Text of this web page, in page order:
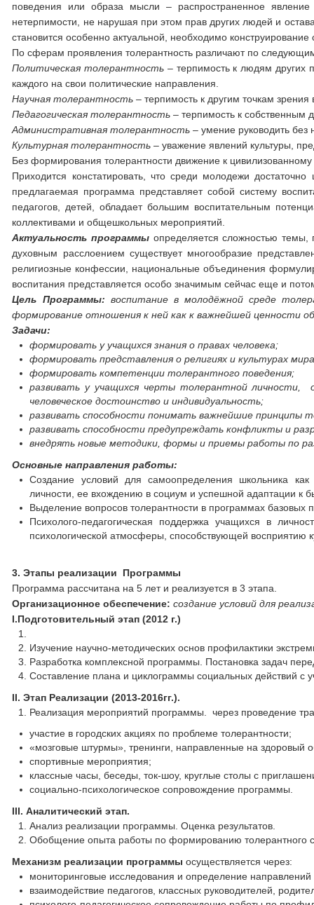
поведения или образа мысли – распространенное
нетерпимости, не нарушая при этом прав других людей и
становится особенно актуальной, необходимо
По сферам проявления толерантность различают по
Политическая толерантность – терпимость к людям других
каждого на свои политические направления.
Научная толерантность– терпимость к другим точкам
Педагогическая толерантность –терпимость к собственным
Административная толерантность –умение руководить без
Культурная толерантность –уважение явлений культуры,
Без формирования толерантности движение к
Приходится констатировать, что среди молодежи
предлагаемая программа представляет собой систему
педагогов, детей, обладает большим воспитательным
коллективами и общешкольных мероприятий.
Актуальность программы определяется сложностью темы,
духовным расслоением существует многообразие
религиозные конфессии, национальные объединения
воспитания представляется особо значимым сейчас еще и
Цель Программы: воспитание в молодёжной среде
формирование отношения к ней как к важнейшей ценности
Задачи:
формировать у учащихся знания о правах человека;
формировать представления о религиях и культурах
формировать компетенции толерантного поведения;
развивать у учащихся черты толерантной личности,
человеческое достоинство и индивидуальность;
развивать способности понимать важнейшие принципы
развивать способности предупреждать конфликты и
внедрять новые методики, формы и приемы работы по
Основные направления работы:
Создание условий для самоопределения школьника как
личности, ее вхождению в социум и успешной адаптации к
Выделение вопросов толерантности в программах базовых
Психолого-педагогическая поддержка учащихся в
психологической атмосферы, способствующей восприятию
3. Этапы реализации Программы
Программа рассчитана на 5 лет и реализуется в 3 этапа.
Организационное обеспечение:создание условий для
I.Подготовительный этап (2012 г.)
Изучение научно-методических основ профилактики
Разработка комплексной программы. Постановка задач
Составление плана и циклограммы социальных действий с
II. Этап Реализации (2013-2016гг.).
Реализация мероприятий программы. через проведение
участие в городских акциях по проблеме толерантности;
«мозговые штурмы», тренинги, направленные на здоровый
спортивные мероприятия;
классные часы, беседы, ток-шоу, круглые столы с
социально-психологическое сопровождение программы.
III. Аналитический этап.
Анализ реализации программы. Оценка результатов.
Обобщение опыта работы по формированию толерантного
Механизм реализации программыосуществляется через:
мониторинговые исследования и определение направлений
взаимодействие педагогов, классных руководителей,